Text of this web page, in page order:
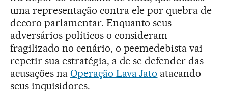
uma representação contra ele por quebra de
decoro parlamentar. Enquanto seus
adversários políticos o consideram
fragilizado no cenário, o peemedebista vai
repetir sua estratégia, a de se defender das
acusações na Operação Lava Jato atacando
seus inquisidores.